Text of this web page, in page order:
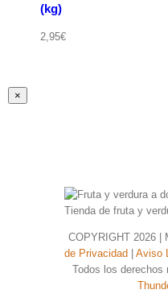
(kg)
2,95€
Close
product
×
COPYRIGHT 2026 |
de Privacidad
Aviso
Todos los derechos